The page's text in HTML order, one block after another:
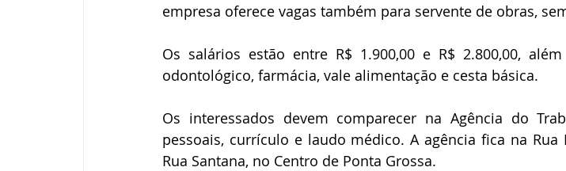
empresa oferece vagas também para servente de obras,
Os salários estão entre R$ 1.900,00 e R$ 2.800,00,
odontológico, farmácia, vale alimentação e cesta básica.
Os interessados devem comparecer na Agência do
pessoais, currículo e laudo médico. A agência fica na Rua
Rua Santana, no Centro de Ponta Grossa.